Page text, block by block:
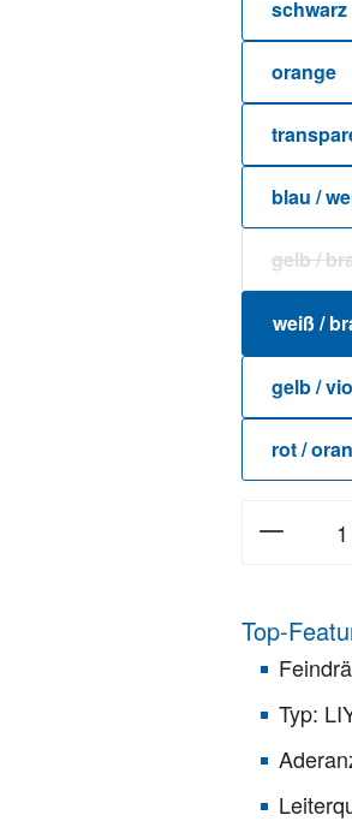
schwarz
orange
blau /
gelb /
weiß /
gelb /
rot /
Top-
Typ: